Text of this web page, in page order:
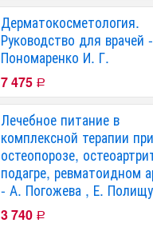
Дерматокосметология.
Руководство для врачей -
Пономаренко И. Г.
7 475 Р
Лечебное питание в
комплексной терапии при
остеопорозе,
подагре, ревматоидном
- А. Погожева , Е.
3 740 Р